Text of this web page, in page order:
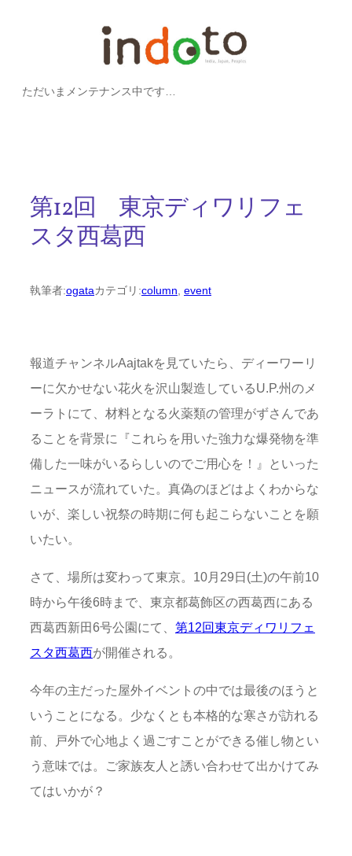
ただいまメンテナンス中です…
第12回 東京ディワリフェ
スタ西葛西
執筆者:ogataカテゴリ:column event
報道チャンネルAajtakを見ていたら、ディーワーリ
ーに欠かせない花火を沢山製造しているU.P.州のメ
ーラトにて、材料となる火薬類の管理がずさんであ
ることを背景に『これらを用いた強力な爆発物を準
備した一味がいるらしいのでご用心を！』といった
ニュースが流れていた。真偽のほどはよくわからな
いが、楽しい祝祭の時期に何も起こらないことを願
いたい。
さて、場所は変わって東京。10月29日(土)の午前10
時から午後6時まで、東京都葛飾区の西葛西にある
西葛西新田6号公園にて、 第12回東京ディワリフェ
スタ西葛西が開催される。
今年の主だった屋外イベントの中では最後のほうと
いうことになる。少なくとも本格的な寒さが訪れる
前、戸外で心地よく過ごすことができる催し物とい
う意味では。ご家族友人と誘い合わせて出かけてみ
てはいかが？